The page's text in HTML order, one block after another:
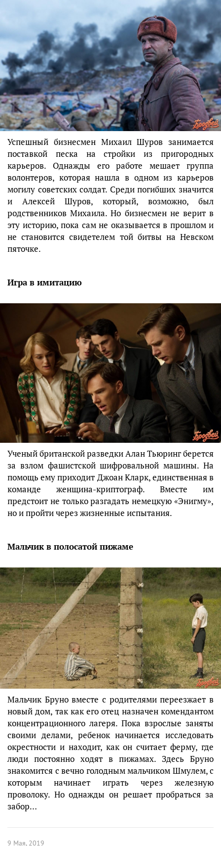
Успешный бизнесмен Михаил Шуров занимается
поставкой песка на стройки из пригородных
карьеров. Однажды его работе мешает группа
волонтеров, которая нашла в одном из карьеров
могилу советских солдат. Среди погибших значится
и Алексей Шуров, который, возможно, был
родственников Михаила. Но бизнесмен не верит в
эту историю, пока сам не оказывается в прошлом и
не становится свидетелем той битвы на Невском
пяточке.
Игра в имитацию
Ученый британской разведки Алан Тьюринг берется
за взлом фашистской шифровальной машины. На
помощь ему приходит Джоан Кларк, единственная в
команде женщина-криптограф. Вместе им
предстоит не только разгадать немецкую «Энигму»,
но и пройти через жизненные испытания.
Мальчик в полосатой пижаме
Мальчик Бруно вместе с родителями переезжает в
новый дом, так как его отец назначен комендантом
концентрационного лагеря. Пока взрослые заняты
своими делами, ребенок начинается исследовать
окрестности и находит, как он считает ферму, где
люди постоянно ходят в пижамах. Здесь Бруно
знакомится с вечно голодным мальчиком Шмулем, с
которым начинает играть через железную
проволоку. Но однажды он решает пробраться за
забор…
9 Мая, 2019